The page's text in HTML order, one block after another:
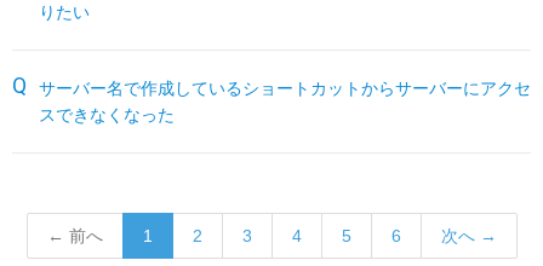
りたい
サーバー名で作成しているショートカットからサーバーにアクセ
スできなくなった
← 前へ 1 2 3 4 5 6 次へ →